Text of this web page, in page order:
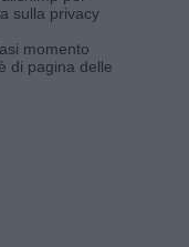
sulla privacy
momento
di pagina delle